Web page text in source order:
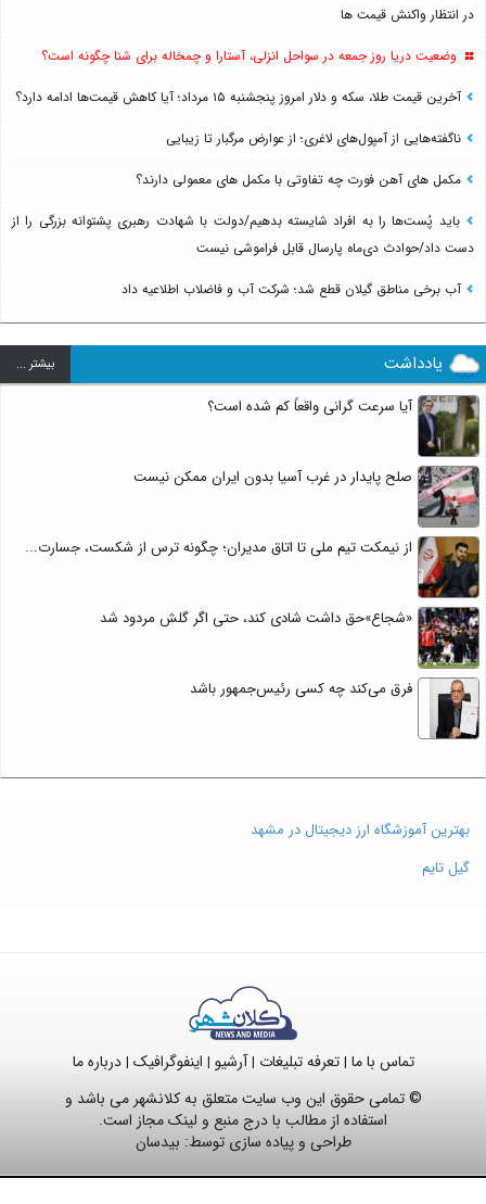
در انتظار واکنش قیمت ها
وضعیت دریا روز جمعه در سواحل انزلی، آستارا و چمخاله برای شنا چگونه است؟
آخرین قیمت طلا، سکه و دلار امروز پنجشنبه ۱۵ مرداد؛ آیا کاهش قیمت‌ها ادامه دارد؟
ناگفته‌هایی از آمپول‌های لاغری؛ از عوارض مرگبار تا زیبایی
مکمل های آهن فورت چه تفاوتی با مکمل های معمولی دارند؟
باید پُست‌ها را به افراد شایسته بدهیم/دولت با شهادت رهبری پشتوانه بزرگی را از
دست داد/حوادث دی‌ماه پارسال قابل فراموشی نیست
آب برخی مناطق گیلان قطع شد؛ شرکت آب و فاضلاب اطلاعیه داد
یادداشت بيشتر ...
آیا سرعت گرانی واقعاً کم شده است؟
صلح پایدار در غرب آسیا بدون ایران ممکن نیست
از نیمکت تیم ملی تا اتاق مدیران؛ چگونه ترس از شکست، جسارت...
«شجاع»حق داشت شادی کند، حتی اگر گلش مردود شد
فرق می‌کند چه کسی رئیس‌جمهور باشد
بهترین آموزشگاه ارز دیجیتال در مشهد
گیل تایم
تماس با ما |تعرفه تبلیغات |آرشیو | اینفوگرافیک |درباره ما
© تمامی حقوق این وب سایت متعلق به کلانشهر می باشد و
استفاده از مطالب با درج منبع و لینک مجاز است.
طراحی و پیاده سازی توسط: بیدسان